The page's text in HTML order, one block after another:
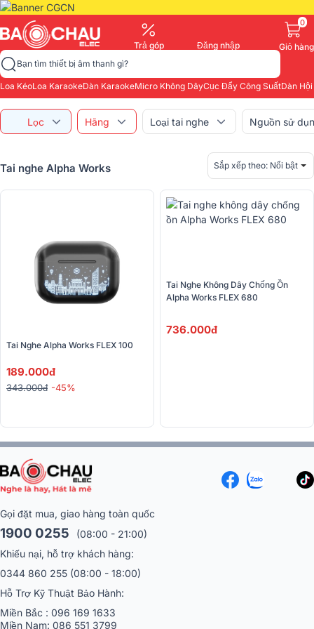
Trả góp Đăng nhập
0
Giỏ hàng
Bạn tìm thiết bị âm thanh gì?
Loa KéoLoa KaraokeDàn KaraokeMicro Không DâyCục Đẩy Công SuấtDàn
Lọc Hãng Loại tai nghe Nguồn sử
Tai nghe Alpha Works Sắp xếp theo: Nổi bật
Tai Nghe Alpha Works FLEX 100
189.000đ
343.000đ -45%
Tai Nghe Không Dây Chống Ồn
Alpha Works FLEX 680
736.000đ
Gọi đặt mua, giao hàng toàn quốc
1900 0255
(08:00 - 21:00)
Khiếu nại, hỗ trợ khách hàng:
0344 860 255 (08:00 - 18:00)
Hỗ Trợ Kỹ Thuật Bảo Hành:
Miền Bắc : 096 169 1633
Miền Nam: 086 551 3799